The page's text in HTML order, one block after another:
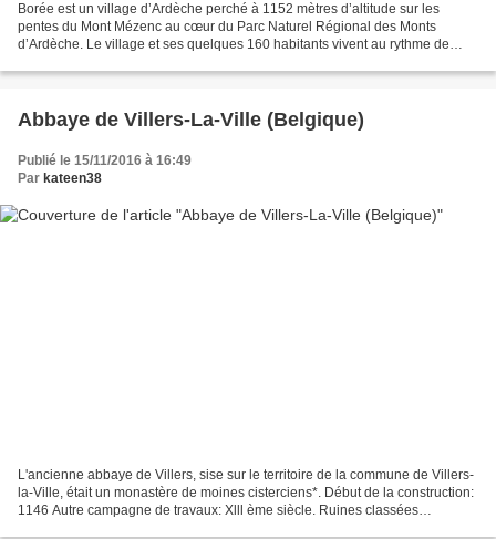
Borée est un village d’Ardèche perché à 1152 mètres d’altitude sur les
pentes du Mont Mézenc au cœur du Parc Naturel Régional des Monts
d’Ardèche. Le village et ses quelques 160 habitants vivent au rythme de
Abbaye de Villers-La-Ville (Belgique)
Publié le 15/11/2016 à 16:49
Par kateen38
L'ancienne abbaye de Villers, sise sur le territoire de la commune de Villers-
la-Ville, était un monastère de moines cisterciens*. Début de la construction:
1146 Autre campagne de travaux: Xlll ème siècle. Ruines classées